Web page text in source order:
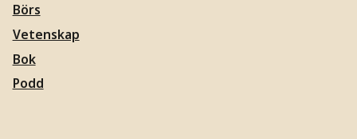
Börs
Vetenskap
Bok
Podd